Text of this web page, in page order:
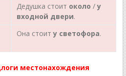
Дедушка стоит около /у
входной двери.
Она стоиту светофора.
местонахождения